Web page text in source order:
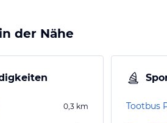
der Nähe
0,3 km Tootbus